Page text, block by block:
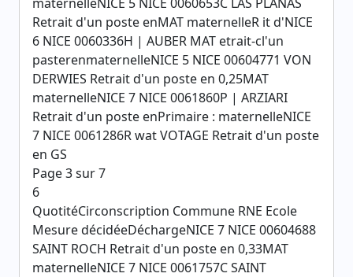
Retrait d'un poste enMAT maternelleR it d'NICE
6 NICE 0060336H | AUBER MAT etrait-cl'un
pasterenmaternelleNICE 5 NICE 00604771 VON
DERWIES Retrait d'un poste en 0,25MAT
maternelleNICE 7 NICE 0061860P | ARZIARI
Retrait d'un poste enPrimaire : maternelleNICE
7 NICE 0061286R wat VOTAGE Retrait d'un poste
en GS
Page 3 sur 7
6
QuotitéCirconscription Commune RNE Ecole
Mesure décidéeDéchargeNICE 7 NICE 00604688
SAINT ROCH Retrait d'un poste en 0,33MAT
maternelleNICE 7 NICE 0061757C SAINT